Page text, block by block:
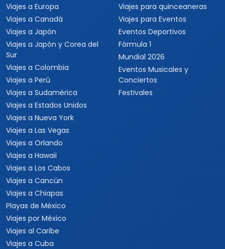
Viajes a Europa
Viajes a Canadá
Viajes a Japón
Viajes a Japón y Corea del
Sur
Viajes a Colombia
Viajes a Perú
Viajes a Sudamérica
Viajes a Estados Unidos
Viajes a Nueva York
Viajes a Las Vegas
Viajes a Orlando
Viajes a Hawaii
Viajes a Los Cabos
Viajes a Cancún
Viajes a Chiapas
Playas de México
Viajes por México
Viajes al Caribe
Viajes a Cuba
Viajes para quinceaneras
Viajes para Eventos
Eventos Deportivos
Fórmula 1
Mundial 2026
Eventos Musicales y
Conciertos
Festivales